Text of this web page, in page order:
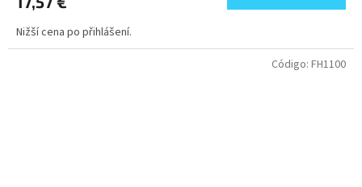
Nižší cena po přihlášení.
Código: FH1100